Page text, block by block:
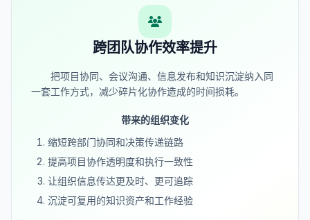
跨团队协作效率提升
把项目协同、会议沟通、信息发布和知识沉淀纳入同
一套工作方式，减少碎片化协作造成的时间损耗。
带来的组织变化
缩短跨部门协同和决策传递链路
提高项目协作透明度和执行一致性
让组织信息传达更及时、更可追踪
沉淀可复用的知识资产和工作经验